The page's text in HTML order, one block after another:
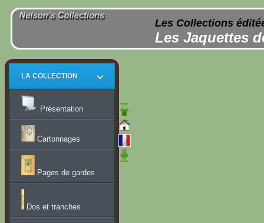
Les Collections
Les Jaquettes
LA COLLECTION
Présentation
Cartonnages
Pages de gardes
Dos et tranches